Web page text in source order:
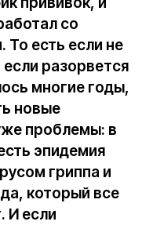
со
То есть если не
разорвется
многие годы,
новые
проблемы: в
эпидемия
гриппа и
который все
И если